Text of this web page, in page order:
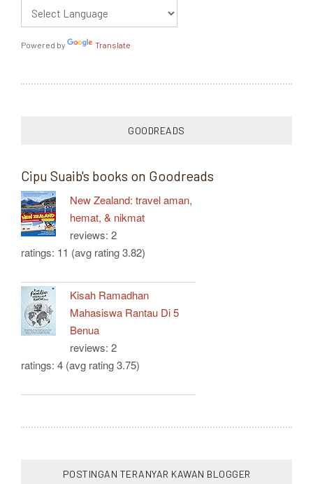
Powered by Translate
GOODREADS
Cipu Suaib's books on Goodreads
New Zealand: travel aman,
hemat, & nikmat
reviews: 2
ratings: 11 (avg rating 3.82)
Kisah Ramadhan
Mahasiswa Rantau Di 5
Benua
reviews: 2
ratings: 4 (avg rating 3.75)
POSTINGAN TERANYAR KAWAN BLOGGER